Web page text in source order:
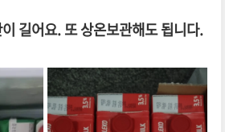
길어요. 또 상온보관해도 됩니다.